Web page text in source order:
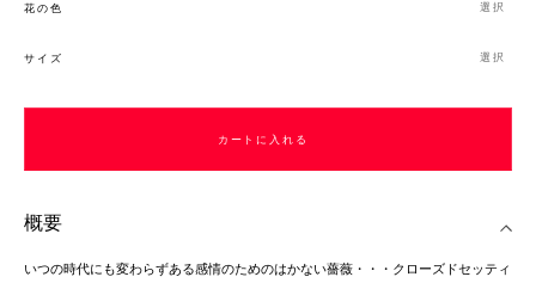
花の色 選択
サイズ 選択
カートに入れる
概要
いつの時代にも変わらずある感情のためのはかない薔薇・・・クローズドセッティ